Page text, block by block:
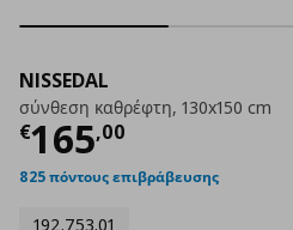
NISSEDAL
σύνθεση καθρέφτη, 130x150 cm
€165,00
Τρέχουσα τιμή
825 πόντους επιβράβευσης
192.753.01